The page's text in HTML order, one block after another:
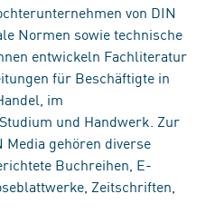
von DIN
Normen sowie technische
entwickeln Fachliteratur
für Beschäftigte in
im
und Handwerk. Zur
gehören diverse
Buchreihen, E-
Zeitschriften,